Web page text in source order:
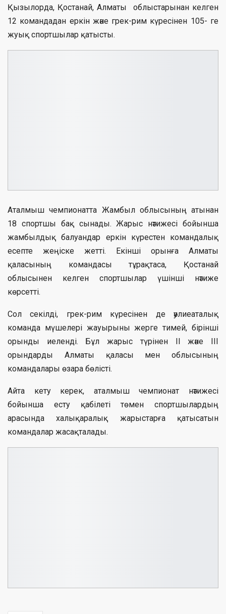
Қызылорда, Қостанай, Алматы облыстарынан келген
12 командадан еркін және грек-рим күресінен 105- ге
жуық спортшылар қатысты.
Аталмыш чемпионатта Жамбыл облысының атынан
18 спортшы бақ сынады. Жарыс нәтижесі бойынша
жамбылдық балуандар еркін күрестен командалық
есепте жеңіске жетті. Екінші орынға Алматы
қаласының командасы тұрақтаса, Қостанай
облысынен келген спортшылар үшінші нәтиже
көрсетті.
Сол секілді, грек-рим күресінен де әулиеаталық
команда мүшелері жауырыны жерге тимей, бірінші
орынды иеленді. Бұл жарыс түрінен ІІ және ІІІ
орындарды Алматы қаласы мен облысының
командалары өзара бөлісті.
Айта кету керек, аталмыш чемпионат нәтижесі
бойынша есту қабілеті төмен спортшылардың
арасында халықаралық жарыстарға қатысатын
командалар жасақталады.